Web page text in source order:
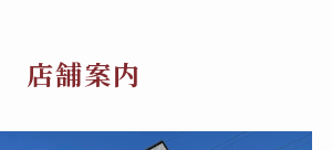
店舗案内